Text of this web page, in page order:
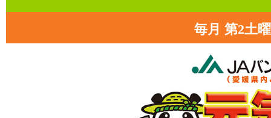
毎月 第2土